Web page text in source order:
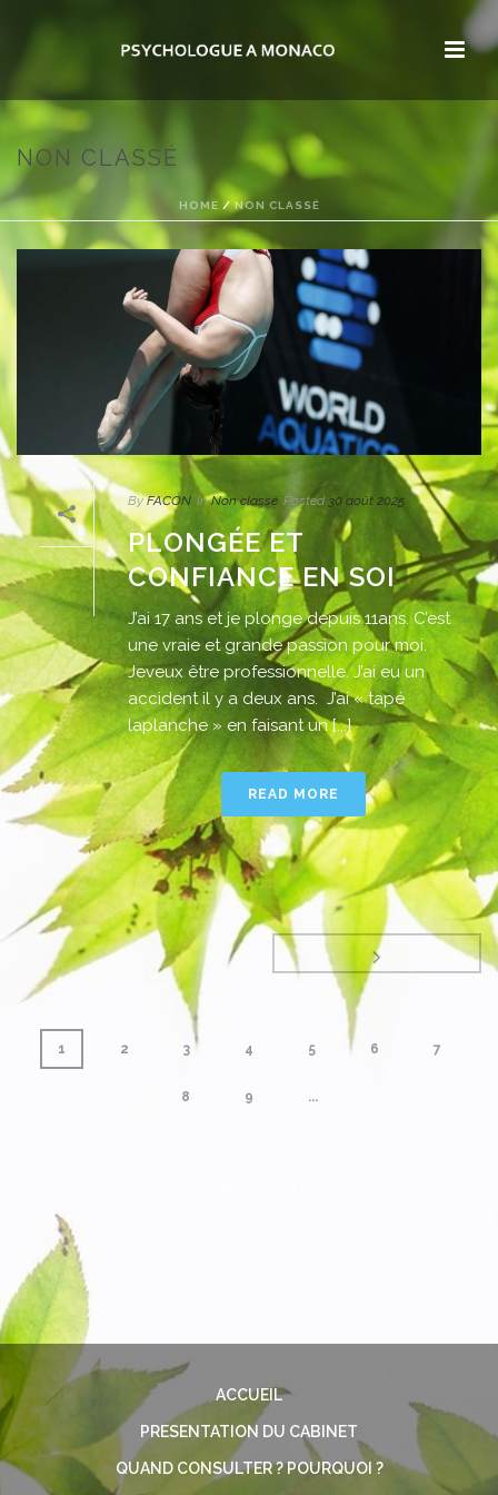
NON CLASSÉ
HOME /NON CLASSÉ
By FACON In Non classé Posted 30 août 2025
PLONGÉE ET
CONFIANCE EN SOI
J’ai 17 ans et je plonge depuis 11ans. C’est
une vraie et grande passion pour moi.
Jeveux être professionnelle. J’ai eu un
accident il y a deux ans. J’ai « tapé
laplanche » en faisant un [...]
READ MORE
1 2 3 4 5 6 7
8 9 ...
ACCUEIL
PRESENTATION DU CABINET
QUAND CONSULTER ? POURQUOI ?